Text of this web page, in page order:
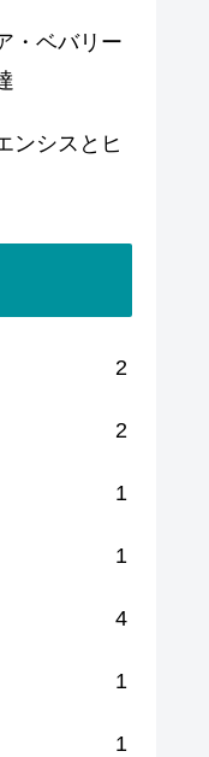
・ベバリー
ンシスとヒ
2
2
1
1
4
1
1